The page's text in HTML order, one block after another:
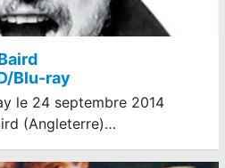
Blu-ray
le 24 septembre 2014
(Angleterre)…